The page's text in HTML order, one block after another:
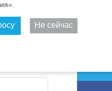
Не сейчас
Поделиться